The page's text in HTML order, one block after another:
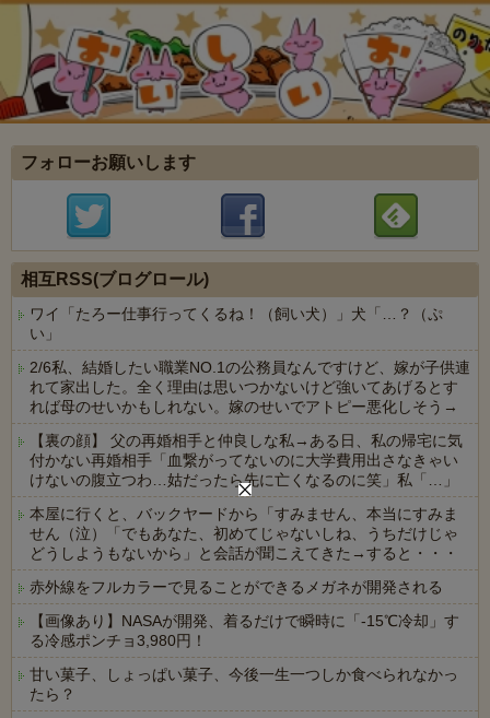
フォローお願いします
相互RSS(ブログロール)
ワイ「たろー仕事行ってくるね！（飼い犬）」犬「…？（ぷ
い」
2/6私、結婚したい職業NO.1の公務員なんですけど、嫁が子供連
れて家出した。全く理由は思いつかないけど強いてあげるとす
れば母のせいかもしれない。嫁のせいでアトピー悪化しそう→
【裏の顔】 父の再婚相手と仲良しな私→ある日、私の帰宅に気
付かない再婚相手「血繋がってないのに大学費用出さなきゃい
けないの腹立つわ…姑だったら先に亡くなるのに笑」私「…」
本屋に行くと、バックヤードから「すみません、本当にすみま
せん（泣）「でもあなた、初めてじゃないしね、うちだけじゃ
どうしようもないから」と会話が聞こえてきた→すると・・・
赤外線をフルカラーで見ることができるメガネが開発される
【画像あり】NASAが開発、着るだけで瞬時に「-15℃冷却」す
る冷感ポンチョ3,980円！
甘い菓子、しょっぱい菓子、今後一生一つしか食べられなかっ
たら？